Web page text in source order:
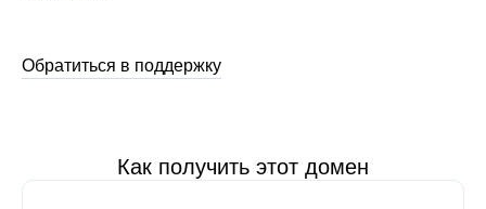
Обратиться в поддержку
Как получить этот домен